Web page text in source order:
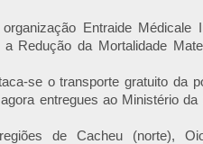
Entraide Médicale
Redução da Mortalidade
se o transporte gratuito da
entregues ao Ministério
de Cacheu (norte),